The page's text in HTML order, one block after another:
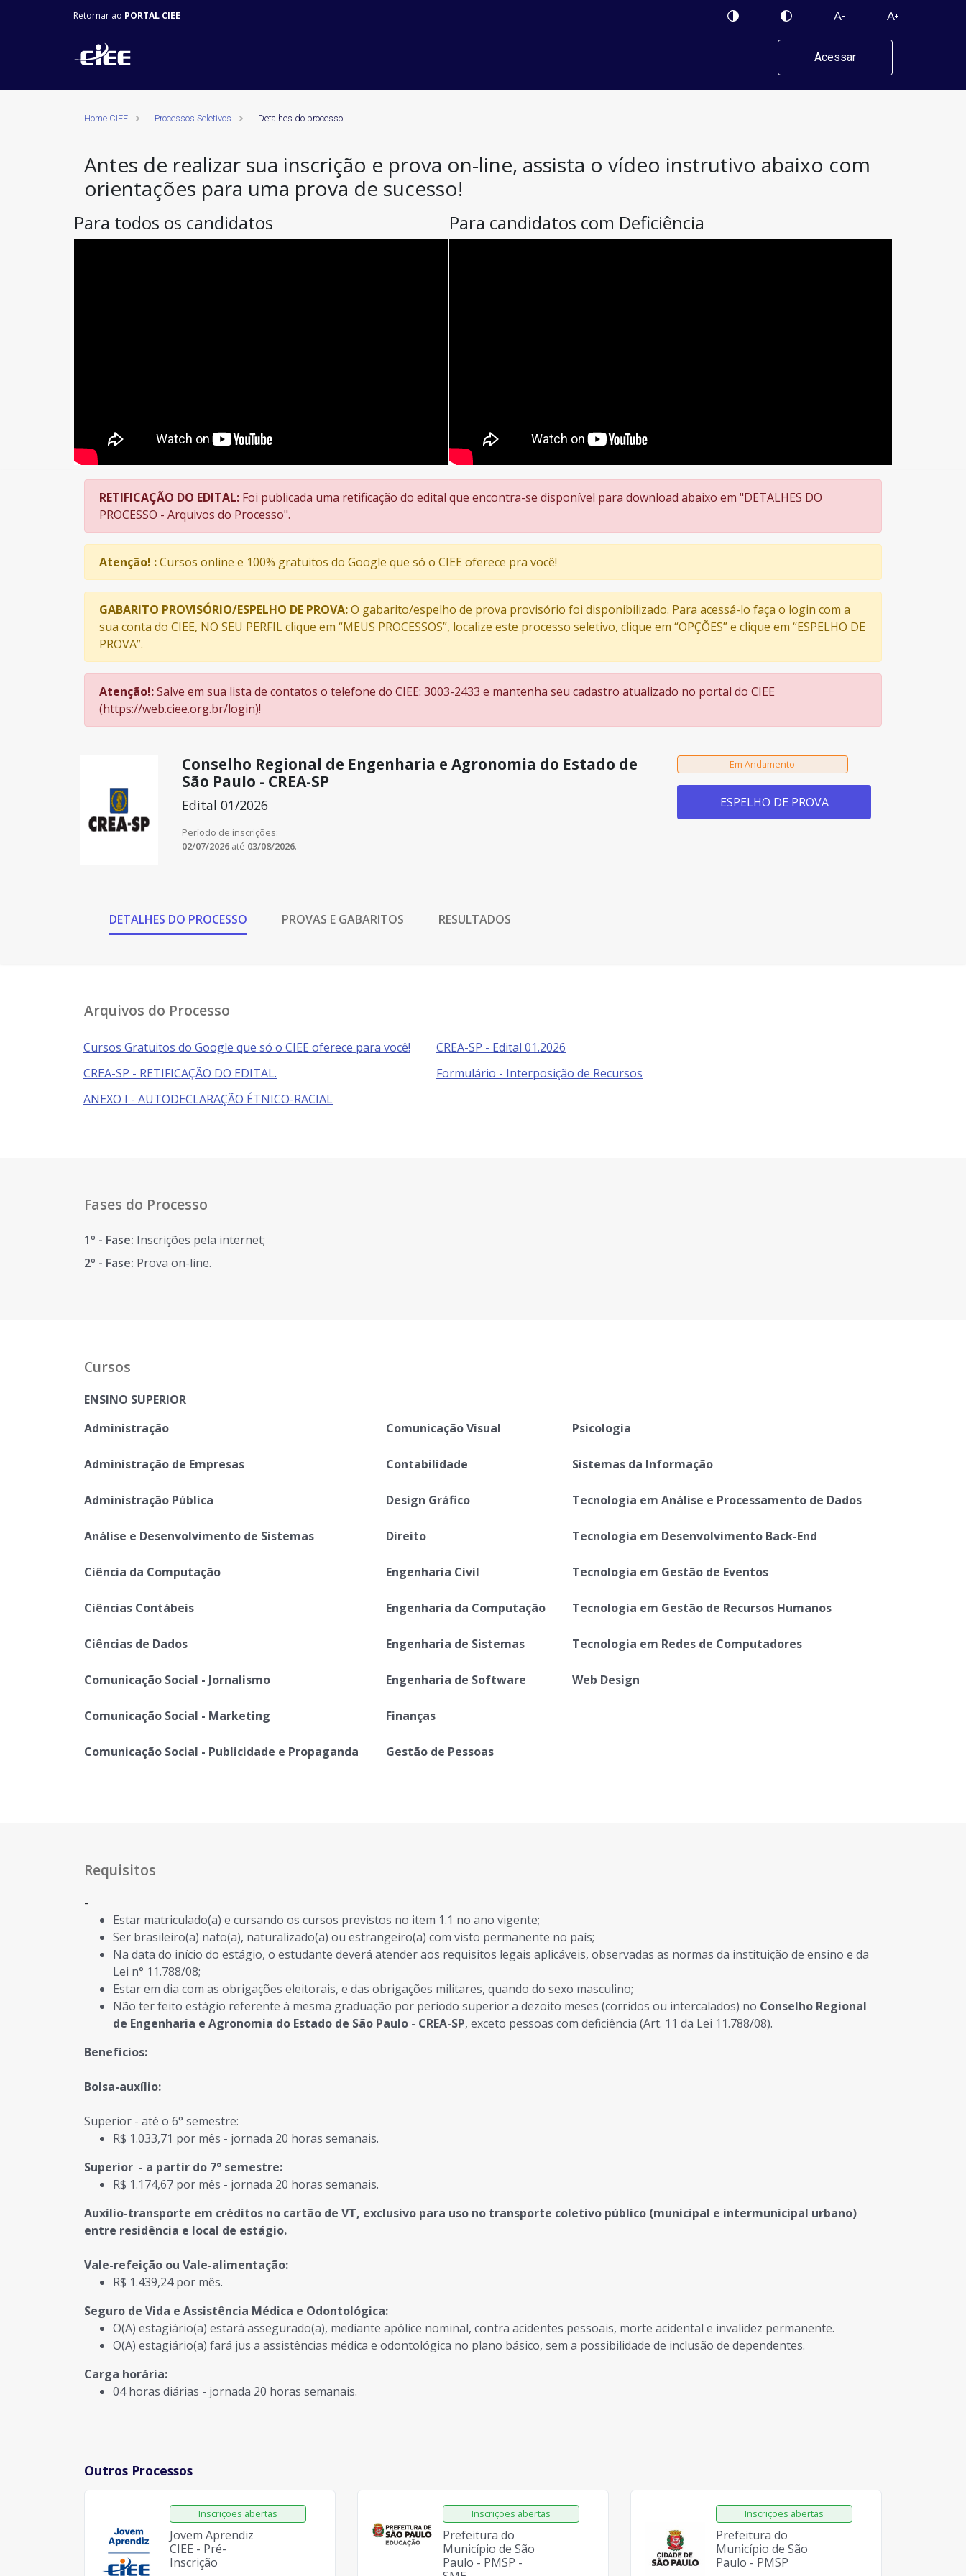
Retornar ao PORTAL CIEE
Acessar
Home CIEE Processos Seletivos Detalhes do processo
Antes de realizar sua inscrição e prova on-line, assista o vídeo instrutivo abaixo com
orientações para uma prova de sucesso!
Para todos os candidatos Para candidatos com Deficiência
RETIFICAÇÃO DO EDITAL: Foi publicada uma retificação do edital que encontra-se disponível para download abaixo em "DETALHES DO
PROCESSO - Arquivos do Processo".
Atenção! :Cursos online e 100% gratuitos do Google que só o CIEE oferece pra você!
GABARITO PROVISÓRIO/ESPELHO DE PROVA:O gabarito/espelho de prova provisório foi disponibilizado. Para acessá-lo faça o login com a
sua conta do CIEE, NO SEU PERFIL clique em “MEUS PROCESSOS”, localize este processo seletivo, clique em “OPÇÕES” e clique em “ESPELHO DE
PROVA”.
Atenção!:Salve em sua lista de contatos o telefone do CIEE: 3003-2433 e mantenha seu cadastro atualizado no portal do CIEE
(https://web.ciee.org.br/login)!
Conselho Regional de Engenharia e Agronomia do Estado de
São Paulo - CREA-SP
Edital 01/2026
Período de inscrições:
02/07/2026até 03/08/2026.
ESPELHO DE PROVA
DETALHES DO PROCESSO PROVAS E GABARITOS RESULTADOS
Arquivos do Processo
Cursos Gratuitos do Google que só o CIEE oferece para você!
CREA-SP - RETIFICAÇÃO DO EDITAL.
ANEXO I - AUTODECLARAÇÃO ÉTNICO-RACIAL
CREA-SP - Edital 01.2026
Formulário - Interposição de Recursos
Fases do Processo
1º - Fase: Inscrições pela internet;
2º - Fase: Prova on-line.
Cursos
ENSINO SUPERIOR
Administração
Administração de Empresas
Administração Pública
Análise e Desenvolvimento de Sistemas
Ciência da Computação
Ciências Contábeis
Ciências de Dados
Comunicação Social - Jornalismo
Comunicação Social - Marketing
Comunicação Social - Publicidade e Propaganda
Comunicação Visual
Contabilidade
Design Gráfico
Direito
Engenharia Civil
Engenharia da Computação
Engenharia de Sistemas
Engenharia de Software
Finanças
Gestão de Pessoas
Psicologia
Sistemas da Informação
Tecnologia em Análise e Processamento de Dados
Tecnologia em Desenvolvimento Back-End
Tecnologia em Gestão de Eventos
Tecnologia em Gestão de Recursos Humanos
Tecnologia em Redes de Computadores
Web Design
Requisitos
-
Estar matriculado(a) e cursando os cursos previstos no item 1.1 no ano vigente;
Ser brasileiro(a) nato(a), naturalizado(a) ou estrangeiro(a) com visto permanente no país;
Na data do início do estágio, o estudante deverá atender aos requisitos legais aplicáveis, observadas as normas da instituição de ensino e da
Lei n° 11.788/08;
Estar em dia com as obrigações eleitorais, e das obrigações militares, quando do sexo masculino;
Não ter feito estágio referente à mesma graduação por período superior a dezoito meses (corridos ou intercalados) no Conselho Regional
de Engenharia e Agronomia do Estado de São Paulo - CREA-SP, exceto pessoas com deficiência (Art. 11 da Lei 11.788/08).
Benefícios:
Bolsa-auxílio:
Superior - até o 6° semestre:
R$ 1.033,71 por mês - jornada 20 horas semanais.
Superior - a partir do 7° semestre:
R$ 1.174,67 por mês - jornada 20 horas semanais.
Auxílio-transporte em créditos no cartão de VT, exclusivo para uso no transporte coletivo público (municipal e intermunicipal urbano)
entre residência e local de estágio.
Vale-refeição ou Vale-alimentação:
R$ 1.439,24 por mês.
Seguro de Vida e Assistência Médica e Odontológica:
O(A) estagiário(a) estará assegurado(a), mediante apólice nominal, contra acidentes pessoais, morte acidental e invalidez permanente.
O(A) estagiário(a) fará jus a assistências médica e odontológica no plano básico, sem a possibilidade de inclusão de dependentes.
Carga horária:
04 horas diárias - jornada 20 horas semanais.
Outros Processos
Jovem Aprendiz
CIEE - Pré-
Inscrição
Prefeitura do
Município de São
Paulo - PMSP -
Prefeitura do
Município de São
Paulo - PMSP